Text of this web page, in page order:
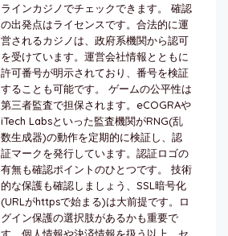
ラインカジノでチェックできます。 確認
の出発点はライセンスです。合法的に運
営されるカジノは、政府系機関から認可
を受けています。運営会社情報とともに
許可番号が明示されており、番号を検証
することも可能です。 ゲームの公平性は
第三者監査で担保されます。eCOGRAや
iTech Labsといった監査機関がRNG(乱
数生成器)の動作を定期的に検証し、認
証マークを発行しています。認証ロゴの
有無も確認ポイントのひとつです。 技術
的な保護も確認しましょう、SSL暗号化
(URLがhttpsで始まる)は大前提です。ロ
グイン保護の選択肢があるかも重要で
す。個人情報や決済情報を扱う以上、セ